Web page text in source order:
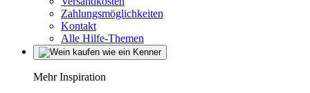
Zahlungsmöglichkeiten
Kontakt
Alle Hilfe-Themen
Mehr Inspiration